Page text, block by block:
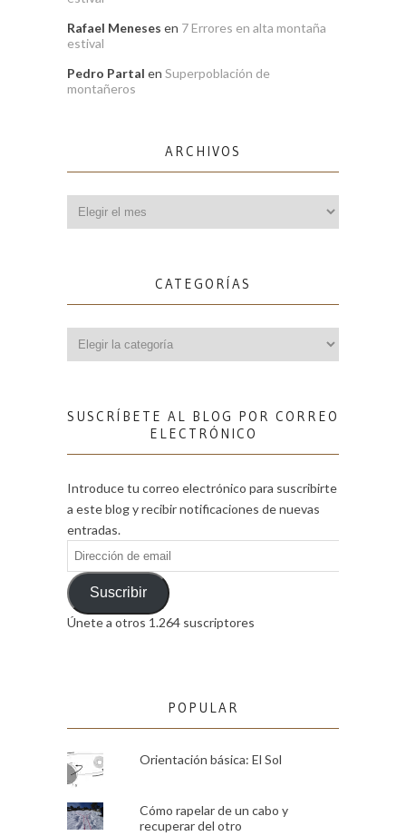
Rafael Meneses en 7 Errores en alta montaña
estival
Pedro Partal en Superpoblación de
montañeros
ARCHIVOS
CATEGORÍAS
SUSCRÍBETE AL BLOG POR CORREO
ELECTRÓNICO
Introduce tu correo electrónico para suscribirte
a este blog y recibir notificaciones de nuevas
entradas.
Dirección
de
emailSuscribir
Únete a otros 1.264 suscriptores
POPULAR
Orientación básica: El Sol
Cómo rapelar de un cabo y
recuperar del otro